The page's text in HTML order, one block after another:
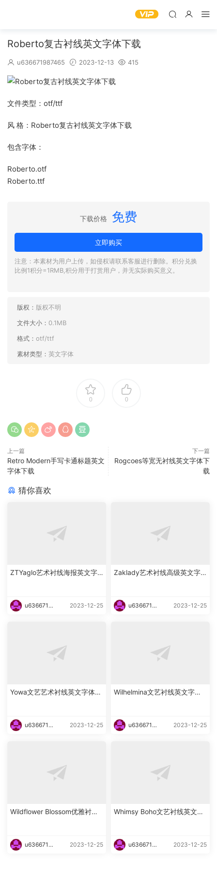
Roberto复古衬线英文字体下载
u636671987465 2023-12-13 415
文件类型：otf/ttf
风 格：Roberto复古衬线英文字体下载
包含字体：
Roberto.otf
Roberto.ttf
下载价格 免费
立即购买
注意：本素材为用户上传，如侵权请联系客服进行删除。积分兑换
比例1积分=1RMB,积分用于打赏用户，并无实际购买意义。
版权： 版权不明
文件大小： 0.1MB
格式： otf/ttf
素材类型： 英文字体
0 0
上一篇
Retro Modern手写卡通标题英文
字体下载
下一篇
Rogcoes等宽无衬线英文字体下
载
猜你喜欢
ZTYaglo艺术衬线海报英文字
u6366719
2023-12-25
Zaklady艺术衬线高级英文字
u6366719
2023-12-25
Yowa文艺艺术衬线英文字体下
u6366719
2023-12-25
Wilhelmina文艺衬线英文字体
u6366719
2023-12-25
Wildflower Blossom优雅衬线
u6366719
2023-12-25
Whimsy Boho文艺衬线英文字
u6366719
2023-12-25